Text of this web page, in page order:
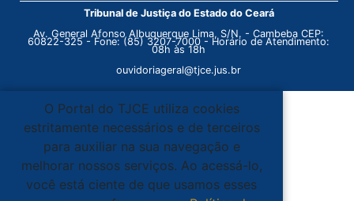
Tribunal de Justiça do Estado do Ceará
Av. General Afonso Albuquerque Lima, S/N. - Cambeba CEP:
60822-325 - Fone: (85) 3207-7000 - Horário de Atendimento:
08h às 18h
ouvidoriageral@tjce.jus.br
O Portal do TJCE utiliza cookies
estritamente necessários e de terceiros
para auxiliar na sua navegação e
melhorar nossos serviços. Ao acessá-lo,
você está ciente de que usamos esses